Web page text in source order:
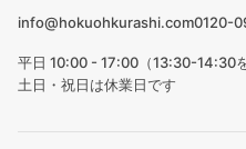
info@hokuohkurashi.com0120-
平日 10:00 - 17:00（13:30-14:30を
土日・祝日は休業日です